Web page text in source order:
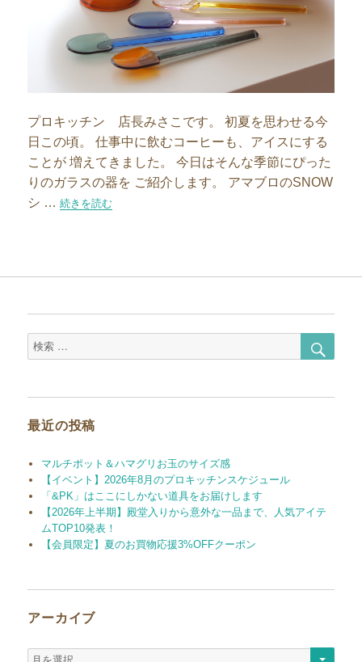
プロキッチン 店長みさこです。 初夏を思わせる今
日この頃。 仕事中に飲むコーヒーも、アイスにする
ことが 増えてきました。 今日はそんな季節にぴった
りのガラスの器を ご紹介します。 アマブロのSNOW
シ …“もう悩まない。おやつ時間はアマブロのSNOWシリーズで決ま
続きを読む
検
索
索
最近の投稿
マルチポット＆ハマグリお玉のサイズ感
【イベント】2026年8月のプロキッチンスケジュール
「&PK」はここにしかない道具をお届けします
【2026年上半期】殿堂入りから意外な一品まで、人気アイテ
ムTOP10発表！
【会員限定】夏のお買物応援3%OFFクーポン
アーカイブ
ア